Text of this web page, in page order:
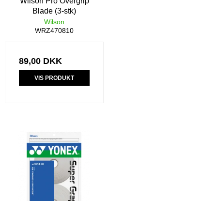
Blade (3-stk)
Wilson
WRZ470810
89,00 DKK
VIS PRODUKT